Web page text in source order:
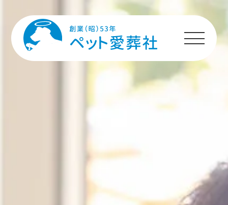
HOME
プランのご案内
ペットちゃんへの
ご利用者様の声
ご利用の流れ